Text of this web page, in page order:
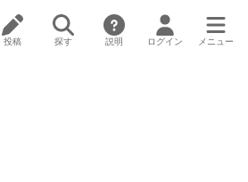
投稿 探す 説明 ログイン メニュー